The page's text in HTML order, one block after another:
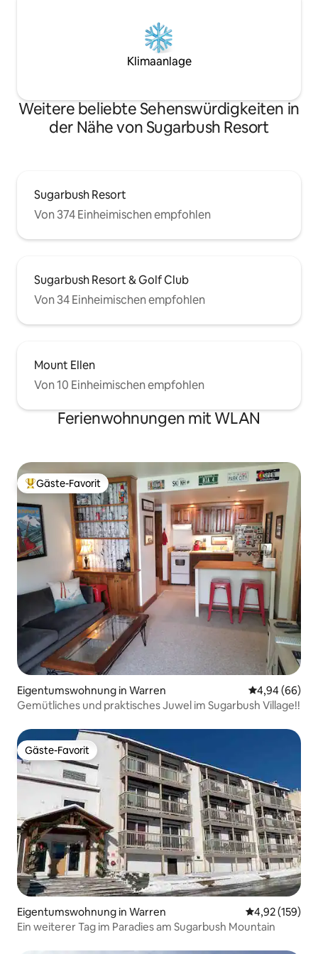
Klimaanlage
Weitere beliebte Sehenswürdigkeiten in
der Nähe von Sugarbush Resort
Sugarbush Resort
Von 374 Einheimischen empfohlen
Sugarbush Resort & Golf Club
Von 34 Einheimischen empfohlen
Mount Ellen
Von 10 Einheimischen empfohlen
Ferienwohnungen mit WLAN
Beliebter Gäste-Favorit.
Gäste-Favorit
Eigentumswohnung in Warren
4,94 (66)
Gemütliches und praktisches Juwel im Sugarbush Village!!
Gäste-Favorit
Gäste-Favorit
Eigentumswohnung in Warren
4,92 (159)
Ein weiterer Tag im Paradies am Sugarbush Mountain